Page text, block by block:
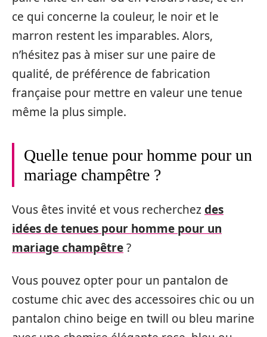
ce qui concerne la couleur, le noir et le
marron restent les imparables. Alors,
n’hésitez pas à miser sur une paire de
qualité, de préférence de fabrication
française pour mettre en valeur une tenue
même la plus simple.
Quelle tenue pour homme pour un
mariage champêtre ?
Vous êtes invité et vous recherchezdes
idées de tenues pour homme pour un
mariage champêtre?
Vous pouvez opter pour un pantalon de
costume chic avec des accessoires chic ou un
pantalon chino beige en twill ou bleu marine